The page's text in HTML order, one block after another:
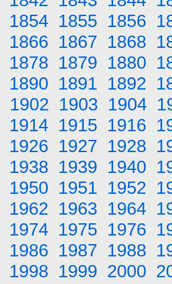
1854 1855 1856
1866 1867 1868
1878 1879 1880
1890 1891 1892
1902 1903 1904
1914 1915 1916
1926 1927 1928
1938 1939 1940
1950 1951 1952
1962 1963 1964
1974 1975 1976
1986 1987 1988
1998 1999 2000